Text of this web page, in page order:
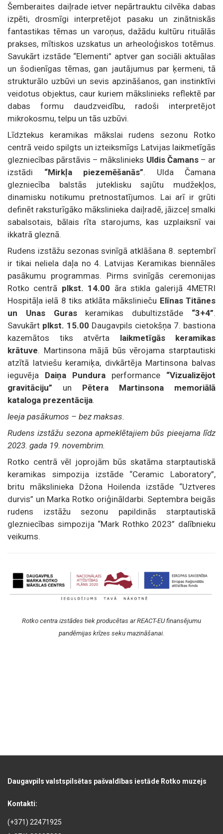
Šemberaites daiļrade ietver nepārtrauktu cilvēka dabas
izpēti, drosmīgi interpretējot pasaku un zinātniskās
fantastikas tēmas un varoņus, dažādu kultūru rituālās
prakses, mītiskos uzskatus un arheoloģiskos totēmus.
Savukārt izstāde “Elementi” aptver gan sociāli aktuālas
un šodienīgas tēmas, gan jautājumus par ķermeni, tā
strukturālo uzbūvi un sevis apzināšanos, gan instinktīvi
veidotus objektus, caur kuriem mākslinieks reflektē par
dabas formu daudzveidību, radoši interpretējot
mikrokosmu, telpu un tās uzbūvi.
Līdztekus keramikas mākslai rudens sezonu Rotko
centrā veido spilgts un izteiksmīgs Latvijas laikmetīgās
glezniecības pārstāvis – mākslinieks Uldis Čamans– ar
izstādi “Mirkļa piezemēšanās”. Ulda Čamana
glezniecība balstās juteklisku sajūtu mudžekļos,
dinamisku notikumu pretnostatījumos. Lai arī ir grūti
definēt raksturīgāko mākslinieka daiļradē, jāizceļ smalki
sabalsotais, bālais rīta starojums, kas uzplaiksnī vai
ikkatrā gleznā.
Rudens izstāžu sezonas svinīgā atklāšana 8. septembrī
ir tikai neliela daļa no 4. Latvijas Keramikas biennāles
pasākumu programmas. Pirms svinīgās ceremonijas
Rotko centrā plkst. 14.00 āra stikla galerijā 4METRI
Hospitāļa ielā 8 tiks atklāta mākslinieču Elīnas Titānes
un Unas Guraskeramikas dubultizstāde “3+4”.
Savukārt plkst. 15.00 Daugavpils cietokšņa 7. bastiona
kazemātos tiks atvērta laikmetīgās keramikas
krātuve. Martinsona mājā būs vērojama starptautiski
atzītā latviešu keramiķa, divkārtēja Martinsona balvas
ieguvēja Daiņa Pundura performance “Vizualizējot
gravitāciju” un Pētera Martinsona memoriālā
kataloga prezentācija.
Ieeja pasākumos – bez maksas.
Rudens izstāžu sezona apmeklētajiem būs pieejama līdz
2023. gada 19. novembrim.
Rotko centrā vēl joprojām būs skatāma starptautiskā
keramikas simpozija izstāde “Ceramic Laboratory”,
britu mākslinieka Džona Hoilenda izstāde “Uztveres
durvis” un Marka Rotko oriģināldarbi. Septembra beigās
rudens izstāžu sezonu papildinās starptautiskā
glezniecības simpozija “Mark Rothko 2023” dalībnieku
veikums.
Rotko centra izstādes tiek producētas ar REACT-EU finansējumu
pandēmijas krīzes seku mazināšanai.
Daugavpils valstspilsētas pašvaldības iestāde Rotko muzejs
Kontakti:
(+371) 22471925